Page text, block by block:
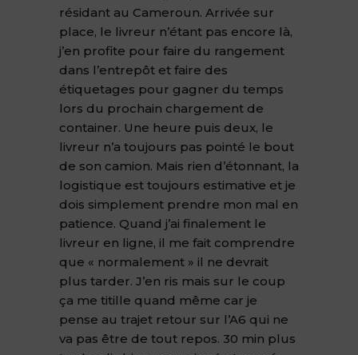
résidant au Cameroun. Arrivée sur
place, le livreur n’étant pas encore là,
j’en profite pour faire du rangement
dans l’entrepôt et faire des
étiquetages pour gagner du temps
lors du prochain chargement de
container. Une heure puis deux, le
livreur n’a toujours pas pointé le bout
de son camion. Mais rien d’étonnant, la
logistique est toujours estimative et je
dois simplement prendre mon mal en
patience. Quand j’ai finalement le
livreur en ligne, il me fait comprendre
que « normalement » il ne devrait
plus tarder. J’en ris mais sur le coup
ça me titille quand même car je
pense au trajet retour sur l’A6 qui ne
va pas être de tout repos. 30 min plus